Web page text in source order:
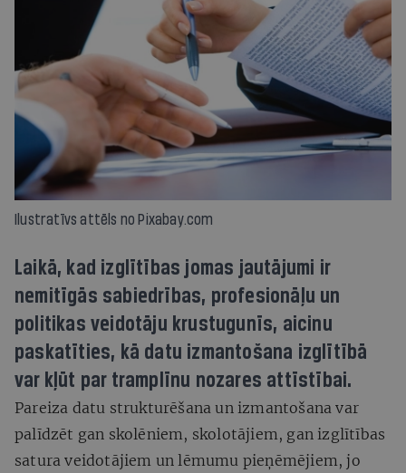
Ilustratīvs attēls no Pixabay.com
Laikā, kad izglītības jomas jautājumi ir
nemitīgās sabiedrības, profesionāļu un
politikas veidotāju krustugunīs, aicinu
paskatīties, kā datu izmantošana izglītībā
var kļūt par tramplīnu nozares attīstībai.
Pareiza datu strukturēšana un izmantošana var
palīdzēt gan skolēniem, skolotājiem, gan izglītības
satura veidotājiem un lēmumu pieņēmējiem, jo